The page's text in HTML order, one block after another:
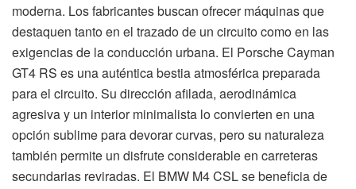
moderna. Los fabricantes buscan ofrecer máquinas que
destaquen tanto en el trazado de un circuito como en las
exigencias de la conducción urbana. El Porsche Cayman
GT4 RS es una auténtica bestia atmosférica preparada
para el circuito. Su dirección afilada, aerodinámica
agresiva y un interior minimalista lo convierten en una
opción sublime para devorar curvas, pero su naturaleza
también permite un disfrute considerable en carreteras
secundarias reviradas. El BMW M4 CSL se beneficia de